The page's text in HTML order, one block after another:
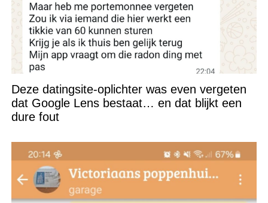
Deze datingsite-oplichter was even vergeten
dat Google Lens bestaat… en dat blijkt een
dure fout